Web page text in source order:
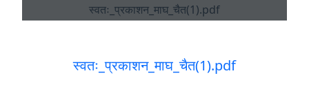
स्वतः_प्रकाशन_माघ_चैत(1).pdf